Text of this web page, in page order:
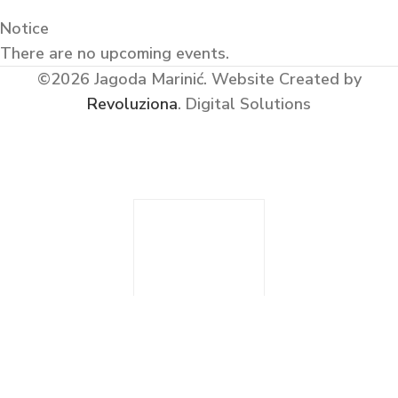
Notice
There are no upcoming events.
©2026 Jagoda Marinić. Website Created by
Revoluziona. Digital Solutions